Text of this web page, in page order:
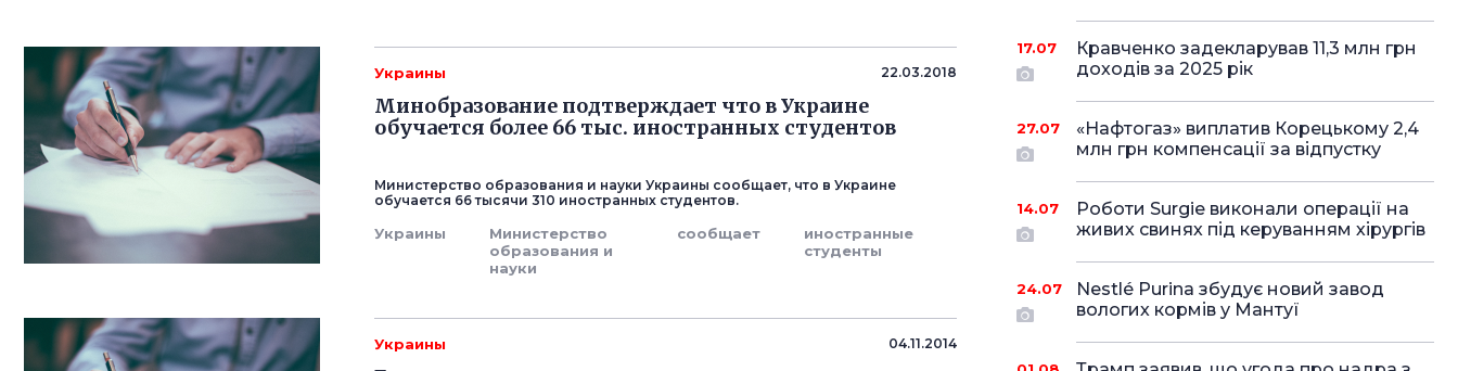
Украины 22.03.2018
Минобразование подтверждает что в Украине
обучается более 66 тыс. иностранных студентов
Министерство образования и науки Украины сообщает, что в Украине
обучается 66 тысячи 310 иностранных студентов.
Украины
Министерство
образования и
науки
сообщает
иностранные
студенты
Украины 04.11.2014
17.07
Кравченко задекларував 11,3 млн грн
доходів за 2025 рік
27.07
«Нафтогаз» виплатив Корецькому 2,4
млн грн компенсації за відпустку
14.07
Роботи Surgie виконали операції на
живих свинях під керуванням хірургів
24.07
Nestlé Purina збудує новий завод
вологих кормів у Мантуї